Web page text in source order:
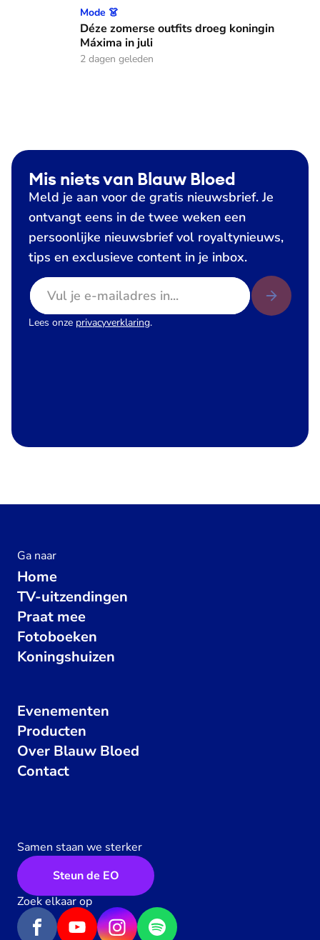
Déze zomerse outfits droeg koningin Máxima in juli
Mode 👗
Déze zomerse outfits droeg koningin
Máxima in juli
2 dagen geleden
Mis niets van Blauw Bloed
Meld je aan voor de gratis nieuwsbrief. Je
ontvangt eens in de twee weken een
persoonlijke nieuwsbrief vol royaltynieuws,
tips en exclusieve content in je inbox.
E-mailadres
Lees onze privacyverklaring.
Ga naar
Home
TV-uitzendingen
Praat mee
Fotoboeken
Koningshuizen
Evenementen
Producten
Over Blauw Bloed
Contact
Samen staan we sterker
Steun de EO
Zoek elkaar op